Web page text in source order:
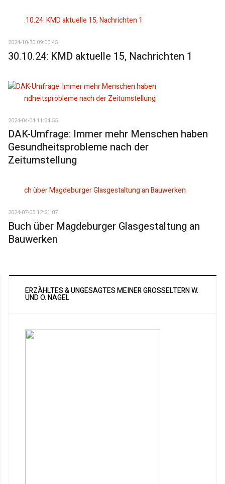
2024-10-30 09:00:45
30.10.24: KMD aktuelle 15, Nachrichten 1
2024-04-04 11:34:55
DAK-Umfrage: Immer mehr Menschen haben
Gesundheitsprobleme nach der
Zeitumstellung
2024-07-05 12:21:07
Buch über Magdeburger Glasgestaltung an
Bauwerken
ERZÄHLTES & UNGESAGTES MEINER GROSSELTERN W. U
ND O. NAGEL